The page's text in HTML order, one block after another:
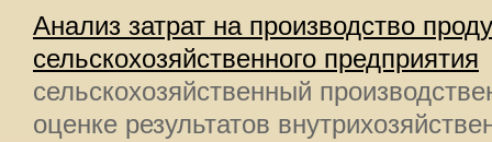
Анализ затрат на производство
сельскохозяйственного предприятия
сельскохозяйственный
оценке результатов